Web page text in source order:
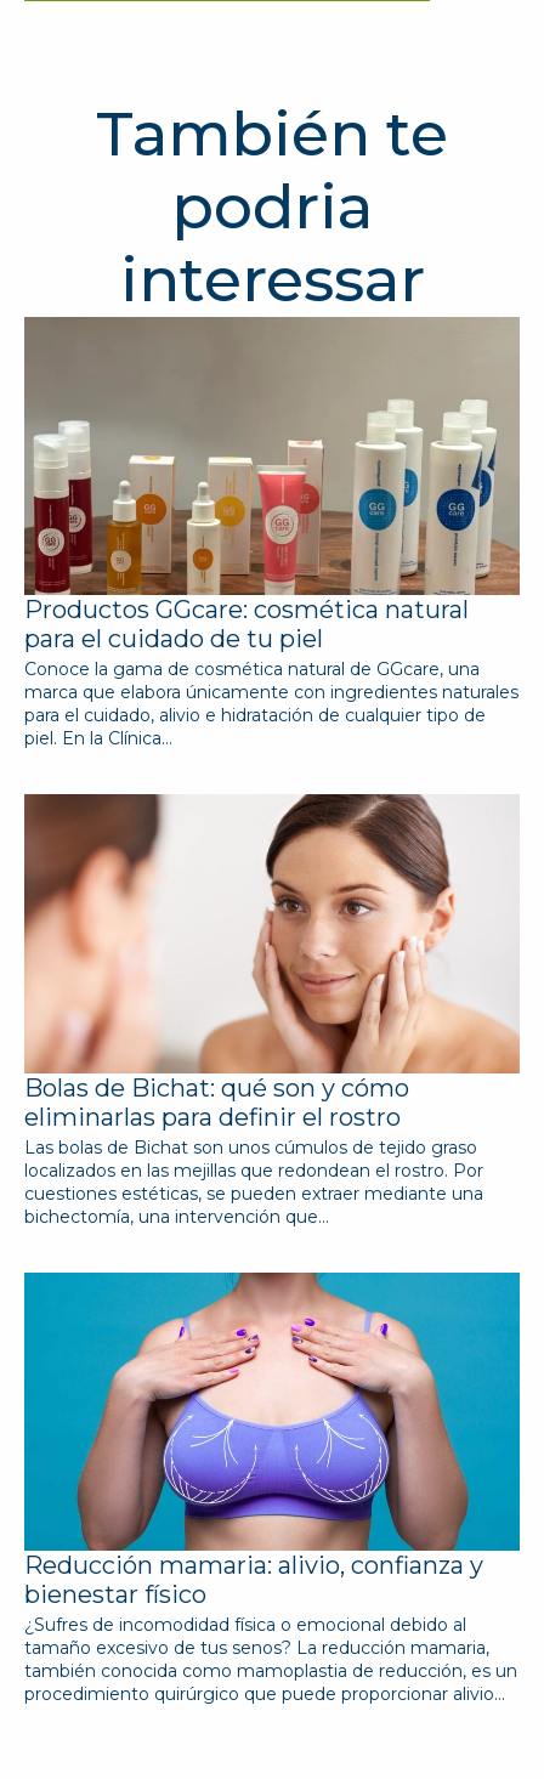
También te
podria
interessar
Productos GGcare: cosmética natural
para el cuidado de tu piel
Conoce la gama de cosmética natural de GGcare, una
marca que elabora únicamente con ingredientes naturales
para el cuidado, alivio e hidratación de cualquier tipo de
piel. En la Clínica…
Bolas de Bichat: qué son y cómo
eliminarlas para definir el rostro
Las bolas de Bichat son unos cúmulos de tejido graso
localizados en las mejillas que redondean el rostro. Por
cuestiones estéticas, se pueden extraer mediante una
bichectomía, una intervención que…
Reducción mamaria: alivio, confianza y
bienestar físico
¿Sufres de incomodidad física o emocional debido al
tamaño excesivo de tus senos? La reducción mamaria,
también conocida como mamoplastia de reducción, es un
procedimiento quirúrgico que puede proporcionar alivio…